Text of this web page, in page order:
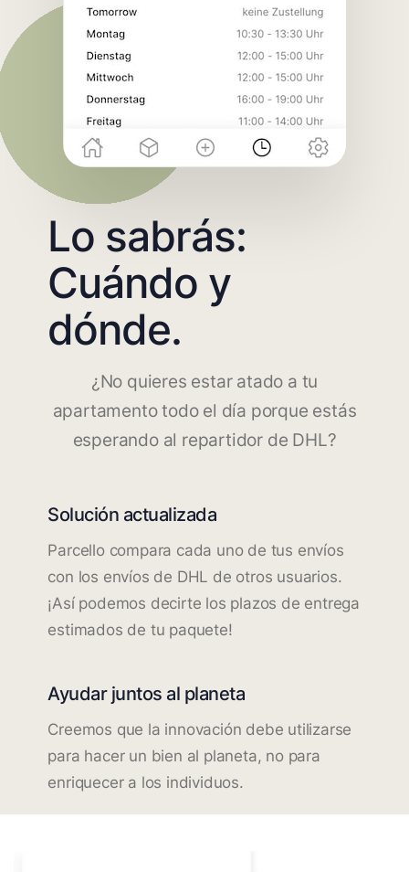
Lo sabrás:
Cuándo y
dónde.
¿No quieres estar atado a tu
apartamento todo el día porque estás
esperando al repartidor de DHL?
Solución actualizada
Parcello compara cada uno de tus envíos
con los envíos de DHL de otros usuarios.
¡Así podemos decirte los plazos de entrega
estimados de tu paquete!
Ayudar juntos al planeta
Creemos que la innovación debe utilizarse
para hacer un bien al planeta, no para
enriquecer a los individuos.